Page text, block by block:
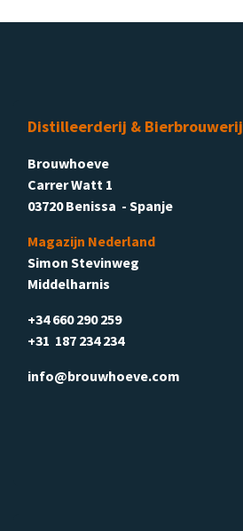
Distilleerderij & Bierbrouwerij
Brouwhoeve
Carrer Watt 1
03720 Benissa - Spanje
Magazijn Nederland
Simon Stevinweg
Middelharnis
+34 660 290 259
+31 187 234 234
info@brouwhoeve.com